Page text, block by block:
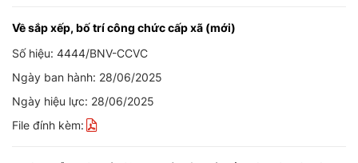
Về sắp xếp, bố trí công chức cấp xã (mới)
Số hiệu: 4444/BNV-CCVC
Ngày ban hành: 28/06/2025
Ngày hiệu lực: 28/06/2025
File đính kèm: